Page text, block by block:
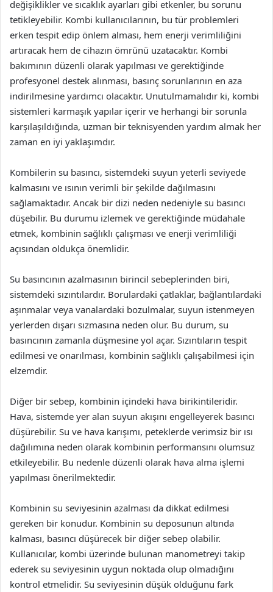
değişiklikler ve sıcaklık ayarları gibi etkenler, bu sorunu
tetikleyebilir. Kombi kullanıcılarının, bu tür problemleri
erken tespit edip önlem alması, hem enerji verimliliğini
artıracak hem de cihazın ömrünü uzatacaktır. Kombi
bakımının düzenli olarak yapılması ve gerektiğinde
profesyonel destek alınması, basınç sorunlarının en aza
indirilmesine yardımcı olacaktır. Unutulmamalıdır ki, kombi
sistemleri karmaşık yapılar içerir ve herhangi bir sorunla
karşılaşıldığında, uzman bir teknisyenden yardım almak her
zaman en iyi yaklaşımdır.
Kombilerin su basıncı, sistemdeki suyun yeterli seviyede
kalmasını ve ısının verimli bir şekilde dağılmasını
sağlamaktadır. Ancak bir dizi neden nedeniyle su basıncı
düşebilir. Bu durumu izlemek ve gerektiğinde müdahale
etmek, kombinin sağlıklı çalışması ve enerji verimliliği
açısından oldukça önemlidir.
Su basıncının azalmasının birincil sebeplerinden biri,
sistemdeki sızıntılardır. Borulardaki çatlaklar, bağlantılardaki
aşınmalar veya vanalardaki bozulmalar, suyun istenmeyen
yerlerden dışarı sızmasına neden olur. Bu durum, su
basıncının zamanla düşmesine yol açar. Sızıntıların tespit
edilmesi ve onarılması, kombinin sağlıklı çalışabilmesi için
elzemdir.
Diğer bir sebep, kombinin içindeki hava birikintileridir.
Hava, sistemde yer alan suyun akışını engelleyerek basıncı
düşürebilir. Su ve hava karışımı, peteklerde verimsiz bir ısı
dağılımına neden olarak kombinin performansını olumsuz
etkileyebilir. Bu nedenle düzenli olarak hava alma işlemi
yapılması önerilmektedir.
Kombinin su seviyesinin azalması da dikkat edilmesi
gereken bir konudur. Kombinin su deposunun altında
kalması, basıncı düşürecek bir diğer sebep olabilir.
Kullanıcılar, kombi üzerinde bulunan manometreyi takip
ederek su seviyesinin uygun noktada olup olmadığını
kontrol etmelidir. Su seviyesinin düşük olduğunu fark